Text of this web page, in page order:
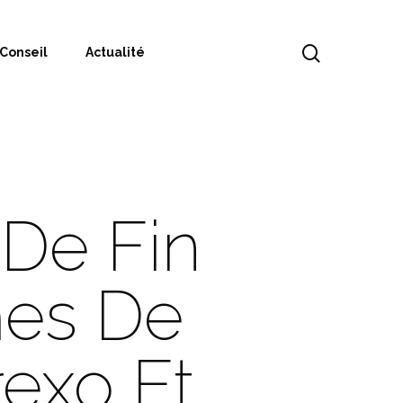
Actualité
Fin
De
Et